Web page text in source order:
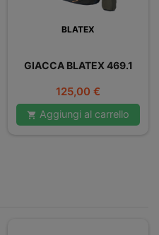
BLATEX
GIACCA BLATEX 469.1
Prezzo
125,00 €
 Aggiungi al carrello